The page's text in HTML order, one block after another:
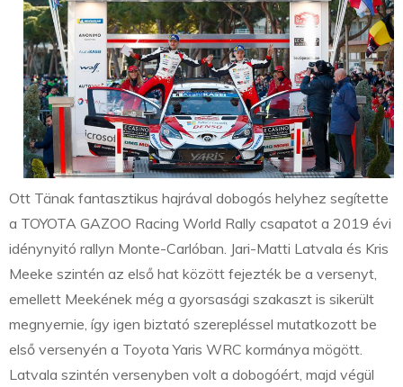
Ott Tänak fantasztikus hajrával dobogós helyhez segítette
a TOYOTA GAZOO Racing World Rally csapatot a 2019 évi
idénynyitó rallyn Monte-Carlóban. Jari-Matti Latvala és Kris
Meeke szintén az első hat között fejezték be a versenyt,
emellett Meekének még a gyorsasági szakaszt is sikerült
megnyernie, így igen biztató szerepléssel mutatkozott be
első versenyén a Toyota Yaris WRC kormánya mögött.
Latvala szintén versenyben volt a dobogóért, majd végül